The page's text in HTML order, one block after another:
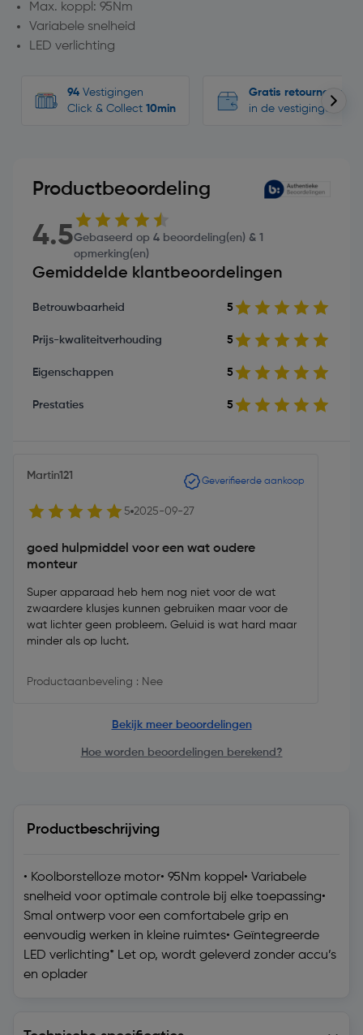
Max. koppl: 95Nm
Variabele snelheid
LED verlichting
94 Vestigingen
Click & Collect 10min
Gratis retourneren
in de vestigingen
Productbeoordeling
4.5Gebaseerd op 4 beoordeling(en) & 1
opmerking(en)
Gemiddelde klantbeoordelingen
Betrouwbaarheid 5
Prijs-kwaliteitverhouding 5
Eigenschappen 5
Prestaties 5
Martin121 Geverifieerde aankoop
5 2025-09-27
goed hulpmiddel voor een wat oudere
monteur
Super apparaad heb hem nog niet voor de wat
zwaardere klusjes kunnen gebruiken maar voor de
wat lichter geen probleem. Geluid is wat hard maar
minder als op lucht.
Productaanbeveling : Nee
Bekijk meer beoordelingen
Hoe worden beoordelingen berekend?
Productbeschrijving
• Koolborstelloze motor• 95Nm koppel• Variabele
snelheid voor optimale controle bij elke toepassing•
Smal ontwerp voor een comfortabele grip en
eenvoudig werken in kleine ruimtes• Geïntegreerde
LED verlichting* Let op, wordt geleverd zonder accu’s
en oplader